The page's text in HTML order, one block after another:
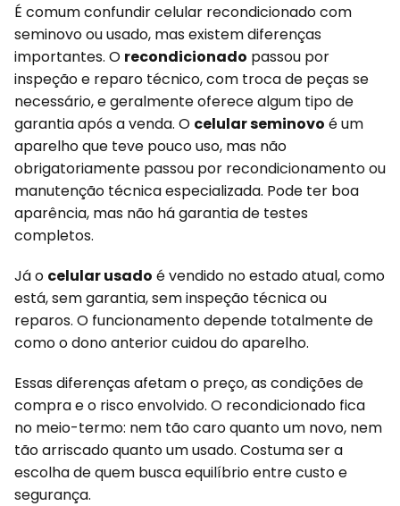
É comum confundir celular recondicionado com
seminovo ou usado, mas existem diferenças
importantes. O recondicionado passou por
inspeção e reparo técnico, com troca de peças se
necessário, e geralmente oferece algum tipo de
garantia após a venda. O celular seminovo é um
aparelho que teve pouco uso, mas não
obrigatoriamente passou por recondicionamento ou
manutenção técnica especializada. Pode ter boa
aparência, mas não há garantia de testes
completos.
Já o celular usado é vendido no estado atual, como
está, sem garantia, sem inspeção técnica ou
reparos. O funcionamento depende totalmente de
como o dono anterior cuidou do aparelho.
Essas diferenças afetam o preço, as condições de
compra e o risco envolvido. O recondicionado fica
no meio-termo: nem tão caro quanto um novo, nem
tão arriscado quanto um usado. Costuma ser a
escolha de quem busca equilíbrio entre custo e
segurança.